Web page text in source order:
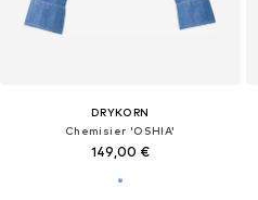
DRYKORN
Chemisier 'OSHIA'
149,00 €